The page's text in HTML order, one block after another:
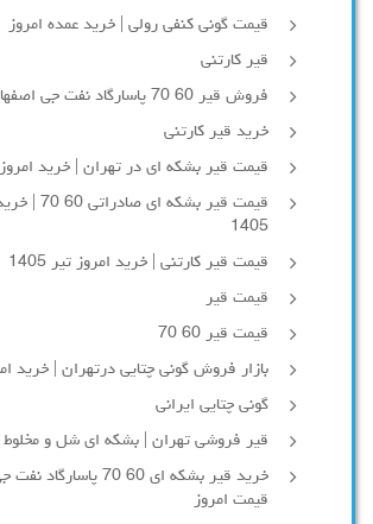
قیمت گونی کنفی رولی | خرید عمده امروز
قیر کارتنی
فروش قیر 60 70 پاسارگاد نفت جی اصفهان | خرید امروز
خرید قیر کارتنی
قیمت قیر بشکه ای در تهران | خرید امروز
قیمت قیر
1405
قیمت قیر کارتنی | خرید امروز تیر 1405
قیمت قیر
قیمت قیر 60 70
بازار فروش گونی چتایی درتهران | خرید
گونی چتایی ایرانی
قیر فروشی تهران | بشکه ای شل و مخلوط
خرید قیر بشکه ای 60 70
قیمت امروز